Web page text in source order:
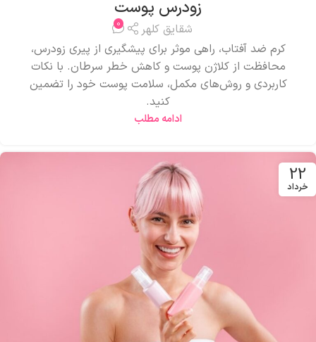
زودرس پوست
شقایق کلهر 0
کرم ضد آفتاب، راهی موثر برای پیشگیری از پیری زودرس،
محافظت از کلاژن پوست و کاهش خطر سرطان. با نکات
کاربردی و روش‌های مکمل، سلامت پوست خود را تضمین
کنید.
ادامه مطلب
22
خرداد